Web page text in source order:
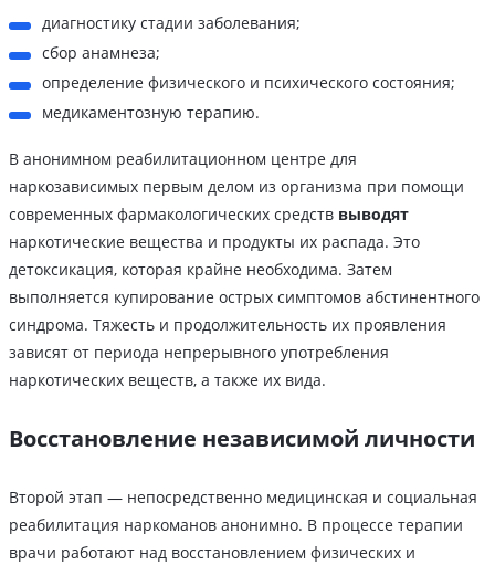
диагностику стадии заболевания;
сбор анамнеза;
определение физического и психического состояния;
медикаментозную терапию.
В анонимном реабилитационном центре для
наркозависимых первым делом из организма при помощи
современных фармакологических средств выводят
наркотические вещества и продукты их распада. Это
детоксикация, которая крайне необходима. Затем
выполняется купирование острых симптомов абстинентного
синдрома. Тяжесть и продолжительность их проявления
зависят от периода непрерывного употребления
наркотических веществ, а также их вида.
Восстановление независимой личности
Второй этап — непосредственно медицинская и социальная
реабилитация наркоманов анонимно. В процессе терапии
врачи работают над восстановлением физических и